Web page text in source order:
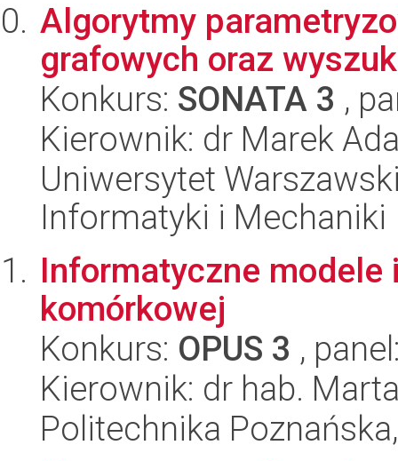
Algorytmy
grafowych oraz
Konkurs: SONATA 3 ,
Kierownik: dr Marek
Uniwersytet
Informatyki i Mechaniki
Informatyczne modele
komórkowej
Konkurs: OPUS 3 ,
Kierownik: dr hab.
Politechnika